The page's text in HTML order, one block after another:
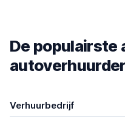
De populairste
Verhuurbedrijf